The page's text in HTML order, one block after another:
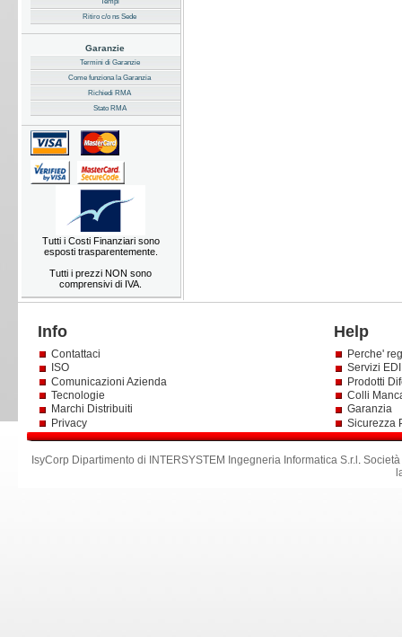
Ritiro c/o ns Sede
Garanzie
Termini di Garanzie
Come funziona la Garanzia
Richiedi RMA
Stato RMA
Tutti i Costi Finanziari sono
esposti trasparentemente.
Tutti i prezzi NON sono
comprensivi di IVA.
Info Help
Contattaci
ISO
Comunicazioni Azienda
Tecnologie
Marchi Distribuiti
Privacy
Perche'
Servizi
Prodotti
Colli
Garanzia
Sicurezza
IsyCorp Dipartimento di INTERSYSTEM Ingegneria Informatica S.r.l .